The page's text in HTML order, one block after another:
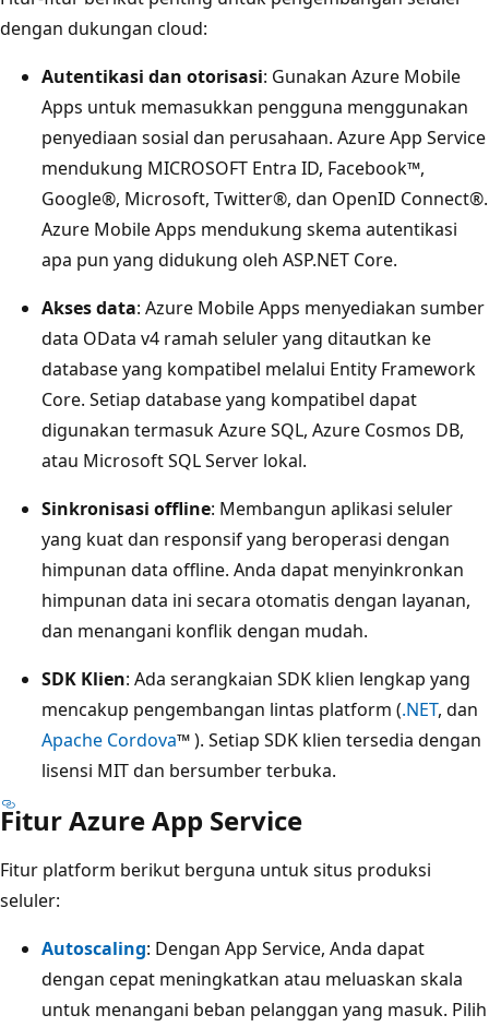
dengan dukungan cloud:
Autentikasi dan otorisasi: Gunakan Azure Mobile
Apps untuk memasukkan pengguna menggunakan
penyediaan sosial dan perusahaan. Azure App Service
mendukung MICROSOFT Entra ID, Facebook™,
Google®, Microsoft, Twitter®, dan OpenID Connect®.
Azure Mobile Apps mendukung skema autentikasi
apa pun yang didukung oleh ASP.NET Core.
Akses data: Azure Mobile Apps menyediakan sumber
data OData v4 ramah seluler yang ditautkan ke
database yang kompatibel melalui Entity Framework
Core. Setiap database yang kompatibel dapat
digunakan termasuk Azure SQL, Azure Cosmos DB,
atau Microsoft SQL Server lokal.
Sinkronisasi offline: Membangun aplikasi seluler
yang kuat dan responsif yang beroperasi dengan
himpunan data offline. Anda dapat menyinkronkan
himpunan data ini secara otomatis dengan layanan,
dan menangani konflik dengan mudah.
SDK Klien: Ada serangkaian SDK klien lengkap yang
mencakup pengembangan lintas platform (.NET, dan
Apache Cordova™ ). Setiap SDK klien tersedia dengan
lisensi MIT dan bersumber terbuka.
Fitur Azure App Service
Fitur platform berikut berguna untuk situs produksi
seluler:
Autoscaling: Dengan App Service, Anda dapat
dengan cepat meningkatkan atau meluaskan skala
untuk menangani beban pelanggan yang masuk. Pilih